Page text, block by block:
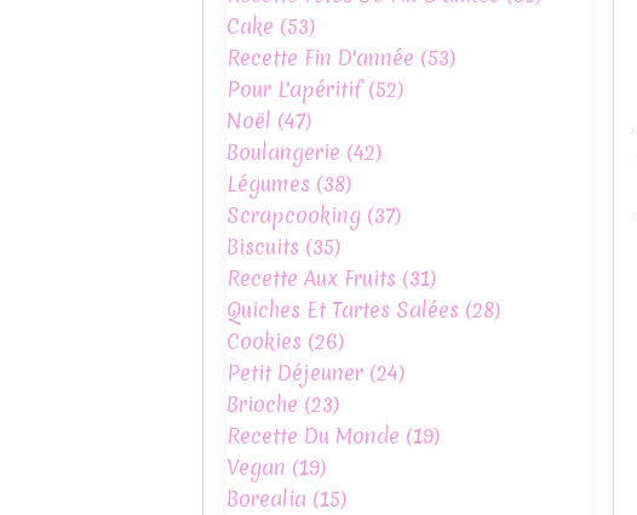
Cake (53)
Recette Fin D'année (53)
Pour L'apéritif(52)
Noël (47)
Boulangerie (42)
Légumes (38)
Scrapcooking (37)
Biscuits (35)
Recette Aux Fruits (31)
Quiches Et Tartes Salées (28)
Cookies (26)
Petit Déjeuner (24)
Brioche (23)
Recette Du Monde (19)
Vegan (19)
Borealia (15)